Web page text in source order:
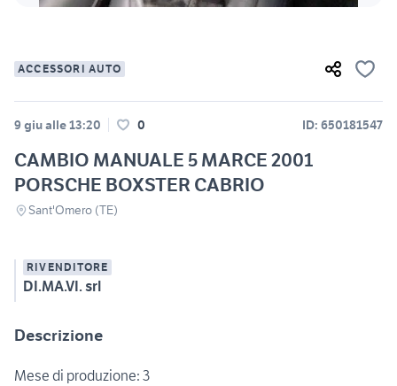
ACCESSORI AUTO
9 giu alle 13:20 0 ID: 650181547
CAMBIO MANUALE 5 MARCE 2001
PORSCHE BOXSTER CABRIO
Sant'Omero (TE)
RIVENDITORE
DI.MA.VI. srl
Descrizione
Mese di produzione: 3